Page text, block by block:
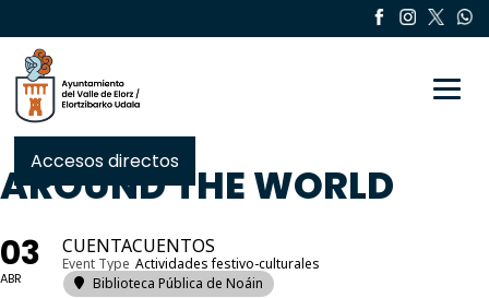
Accesos directos
AROUND THE WORLD
03
ABR
CUENTACUENTOS
Event Type Actividades festivo-culturales
Biblioteca Pública de Noáin